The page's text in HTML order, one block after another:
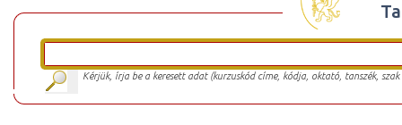
Kérjük, írja be a keresett adat (kurzuskód címe, kódja, oktató, tanszék,